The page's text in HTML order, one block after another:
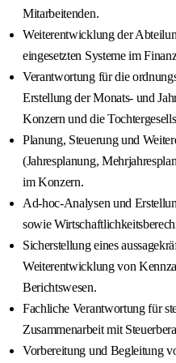
Mitarbeitenden.
Weiterentwicklung der
eingesetzten Systeme im
Verantwortung für die
Erstellung der Monats- und
Konzern und die
Planung, Steuerung und
(Jahresplanung,
im Konzern.
Ad-hoc-Analysen und
sowie
Sicherstellung eines
Weiterentwicklung von
Berichtswesen.
Fachliche Verantwortung für
Zusammenarbeit mit
Vorbereitung und Begleitung